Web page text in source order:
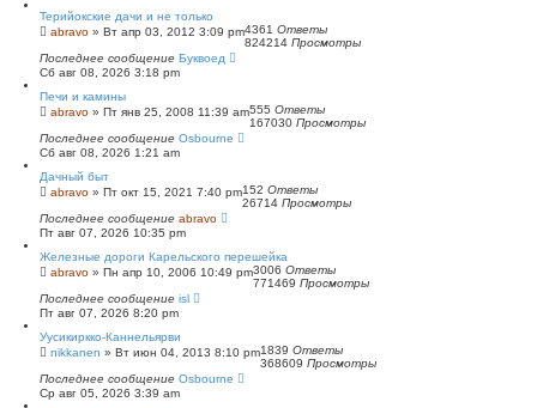
Терийокские дачи и не только
abravo » Вт апр 03, 2012 3:09 pm4361 Ответы
824214 Просмотры
Последнее сообщение Буквоед
Сб авг 08, 2026 3:18 pm
Печи и камины
abravo » Пт янв 25, 2008 11:39 am555 Ответы
167030 Просмотры
Последнее сообщение Osbourne
Сб авг 08, 2026 1:21 am
Дачный быт
abravo » Пт окт 15, 2021 7:40 pm152 Ответы
26714 Просмотры
Последнее сообщение abravo
Пт авг 07, 2026 10:35 pm
Железные дороги Карельского перешейка
abravo » Пн апр 10, 2006 10:49 pm3006 Ответы
771469 Просмотры
Последнее сообщение isl
Пт авг 07, 2026 8:20 pm
Уусикиркко-Каннельярви
nikkanen » Вт июн 04, 2013 8:10 pm1839 Ответы
368609 Просмотры
Последнее сообщение Osbourne
Ср авг 05, 2026 3:39 am